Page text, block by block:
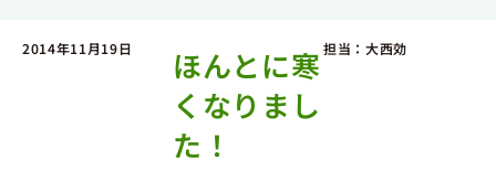
2014年11月19日
ほんとに寒
くなりまし
た！
担当：大西効